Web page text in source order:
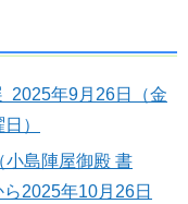
2025年9月26日（金
）
小島陣屋御殿 書
2025年10月26日